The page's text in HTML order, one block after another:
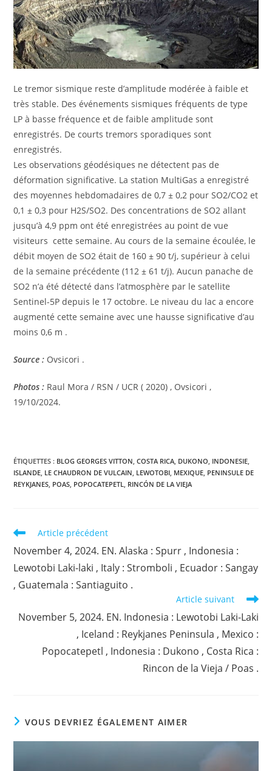
Le tremor sismique reste d’amplitude modérée à faible et
très stable. Des événements sismiques fréquents de type
LP à basse fréquence et de faible amplitude sont
enregistrés. De courts tremors sporadiques sont
enregistrés.
Les observations géodésiques ne détectent pas de
déformation significative. La station MultiGas a enregistré
des moyennes hebdomadaires de 0,7 ± 0,2 pour SO2/CO2 et
0,1 ± 0,3 pour H2S/SO2. Des concentrations de SO2 allant
jusqu’à 4,9 ppm ont été enregistrées au point de vue
visiteurs cette semaine. Au cours de la semaine écoulée, le
débit moyen de SO2 était de 160 ± 90 t/j, supérieur à celui
de la semaine précédente (112 ± 61 t/j). Aucun panache de
SO2 n’a été détecté dans l’atmosphère par le satellite
Sentinel-5P depuis le 17 octobre. Le niveau du lac a encore
augmenté cette semaine avec une hausse significative d’au
moins 0,6 m .
Source : Ovsicori .
Photos : Raul Mora / RSN / UCR ( 2020) , Ovsicori ,
19/10/2024.
ÉTIQUETTES : BLOG GEORGES VITTON, COSTA RICA, DUKONO, INDONESIE,
ISLANDE, LE CHAUDRON DE VULCAIN, LEWOTOBI, MEXIQUE, PENINSULE DE
REYKJANES, POAS, POPOCATEPETL, RINCÓN DE LA VIEJA
Read
articles
Article précédent
November 4, 2024. EN. Alaska : Spurr , Indonesia :
Lewotobi Laki-laki , Italy : Stromboli , Ecuador : Sangay
, Guatemala : Santiaguito .
Article suivant
November 5, 2024. EN. Indonesia : Lewotobi Laki-Laki
, Iceland : Reykjanes Peninsula , Mexico :
Popocatepetl , Indonesia : Dukono , Costa Rica :
Rincon de la Vieja / Poas .
VOUS DEVRIEZ ÉGALEMENT AIMER